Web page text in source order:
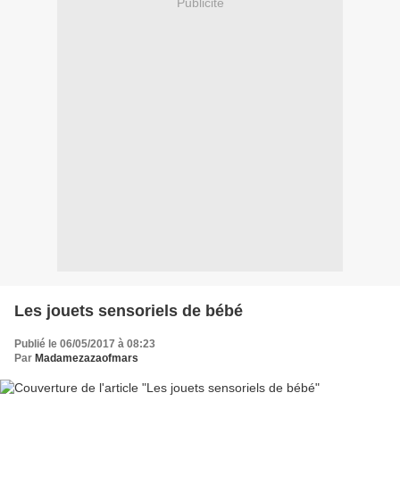
Les jouets sensoriels de bébé
Publié le 06/05/2017 à 08:23
Par Madamezazaofmars